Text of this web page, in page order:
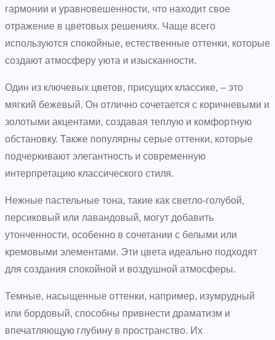
гармонии и уравновешенности, что находит свое
отражение в цветовых решениях. Чаще всего
используются спокойные, естественные оттенки, которые
создают атмосферу уюта и изысканности.
Один из ключевых цветов, присущих классике, – это
мягкий бежевый. Он отлично сочетается с коричневыми и
золотыми акцентами, создавая теплую и комфортную
обстановку. Также популярны серые оттенки, которые
подчеркивают элегантность и современную
интерпретацию классического стиля.
Нежные пастельные тона, такие как светло-голубой,
персиковый или лавандовый, могут добавить
утонченности, особенно в сочетании с белыми или
кремовыми элементами. Эти цвета идеально подходят
для создания спокойной и воздушной атмосферы.
Темные, насыщенные оттенки, например, изумрудный
или бордовый, способны привнести драматизм и
впечатляющую глубину в пространство. Их